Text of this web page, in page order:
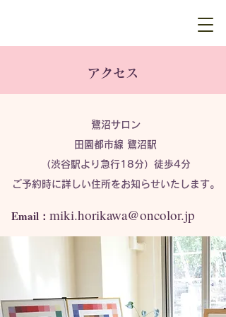
アクセス
鷺沼サロン
田園都市線 鷺沼駅
（渋谷駅より急行18分）徒歩4分
ご予約時に詳しい住所をお知らせいたします。
Email： miki.horikawa@oncolor.jp